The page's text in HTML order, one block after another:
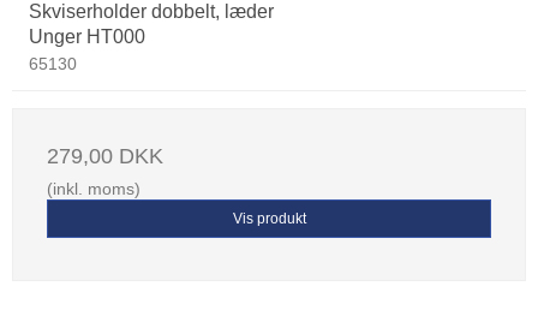
Skviserholder dobbelt, læder
Unger HT000
65130
279,00 DKK
(inkl. moms)
Vis produkt